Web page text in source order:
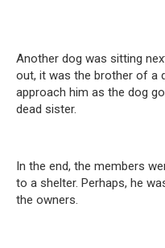
Another dog was sitting
out, it was the brother of a
approach him as the dog
dead sister.
In the end, the members
to a shelter. Perhaps, he
the owners.